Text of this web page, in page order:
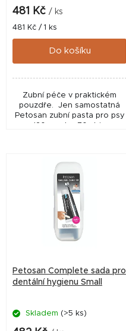
481 Kč / ks
Měrná
481 Kč / 1 ks
Do košíku
Zubní péče v praktickém
pouzdře. Jen samostatná
Petosan zubní pasta pro psy
(20 g nebo 70 g) je
Petosan Complete sada pro
dentální hygienu Small
Skladem (>5 ks)